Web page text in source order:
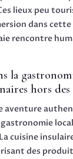
lieux peu
dans
rencontre
la
hors des
aventure
cuisine
des